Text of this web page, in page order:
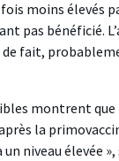
moins élevés
pas bénéficié.
fait,
montrent
la
niveau élevée